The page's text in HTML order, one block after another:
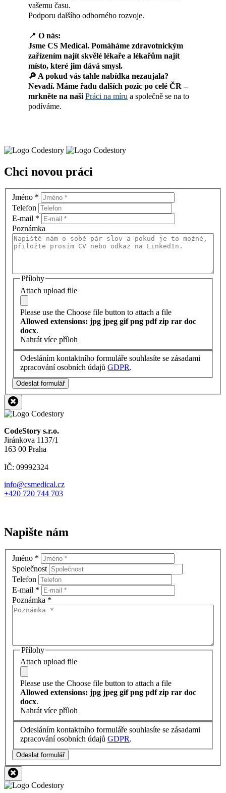
vašemu času.
Podporu dalšího odborného rozvoje.
📍 O nás:
Jsme CS Medical. Pomáháme zdravotnickým
zařízením najít skvělé lékaře a lékařům najít
místo, které jim dává smysl.
🔎 A pokud vás tahle nabídka nezaujala?
Nevadí. Máme řadu dalších pozic po celé ČR –
mrkněte na naši Práci na míru a společně se na to
podíváme.
Chci novou práci
Jméno *
Telefon
E-mail *
Poznámka
Přílohy
Attach upload file
Please use the Choose file button to attach a file
Allowed extensions: jpg jpeg gif png pdf zip rar doc
docx.
Nahrát více příloh
Odesláním kontaktního formuláře souhlasíte se zásadami
zpracování osobních údajů GDPR.
Odeslat formulář
CodeStory s.r.o.
Jiránkova 1137/1
163 00 Praha
IČ: 09992324
info@csmedical.cz
+420 720 744 703
Napište nám
Jméno *
Společnost
Telefon
E-mail *
Poznámka *
Přílohy
Attach upload file
Please use the Choose file button to attach a file
Allowed extensions: jpg jpeg gif png pdf zip rar doc
docx.
Nahrát více příloh
Odesláním kontaktního formuláře souhlasíte se zásadami
zpracování osobních údajů GDPR.
Odeslat formulář